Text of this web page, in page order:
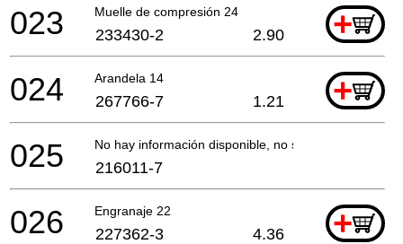
Muelle de compresión 24 +
023 233430-2 2.90
Arandela 14 +
024 267766-7 1.21
No hay información disponible, no se puede pedir
025 216011-7
Engranaje 22 +
026 227362-3 4.36